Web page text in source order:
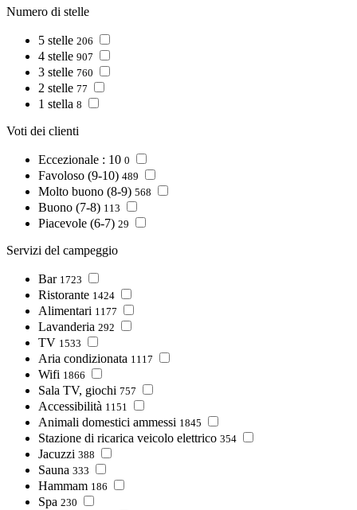
Numero di stelle
5 stelle 206
4 stelle 907
3 stelle 760
2 stelle 77
1 stella 8
Voti dei clienti
Eccezionale : 10 0
Favoloso (9-10) 489
Molto buono (8-9) 568
Buono (7-8) 113
Piacevole (6-7) 29
Servizi del campeggio
Bar 1723
Ristorante 1424
Alimentari 1177
Lavanderia 292
TV 1533
Aria condizionata 1117
Wifi 1866
Sala TV, giochi 757
Accessibilità 1151
Animali domestici ammessi 1845
Stazione di ricarica veicolo elettrico 354
Jacuzzi 388
Sauna 333
Hammam 186
Spa 230